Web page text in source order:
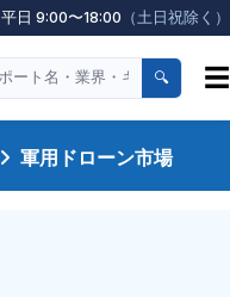
平日 9:00〜18:00 （土日祝除く）
🔍 ☰
軍用ドローン市場